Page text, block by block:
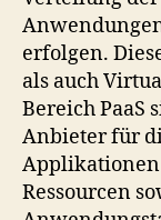
erfolgen.
als auch
Bereich PaaS
Anbieter für
Ressourcen